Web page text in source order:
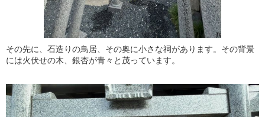
その先に、石造りの鳥居、その奥に小さな祠があります。その背景
には火伏せの木、銀杏が青々と茂っています。